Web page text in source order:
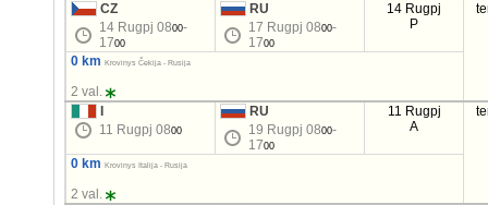
CZ
14 Rugpj 0800-
1700
RU
17 Rugpj 0800-
1700
14 Rugpj
P
0 km Krovinys Čekija - Rusija
2 val.
11 Rugpj 0800
RU
19 Rugpj 0800-
1700
11 Rugpj
A
0 km Krovinys Italija - Rusija
2 val.